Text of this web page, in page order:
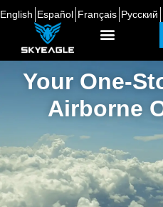
English Español Français Русский
Your One-
Airborne